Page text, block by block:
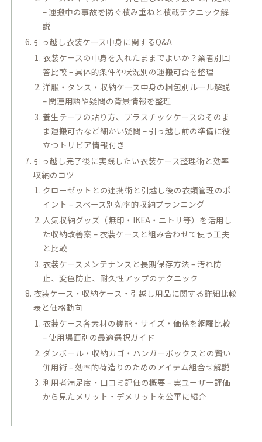
– 運搬中の事故を防ぐ積み重ねと積載テクニック解
説
引っ越し衣装ケース中身に関するQ&A
衣装ケースの中身を入れたままでよいか？業者別回
答比較 – 具体的条件や状況別の運搬可否を整理
洋服・タンス・収納ケース中身の梱包別ルール解説
– 関連用語や疑問の背景情報を整理
養生テープの貼り方、プラスチックケースのそのま
ま運搬可否など細かい疑問 – 引っ越し前の準備に役
立つトリビア情報付き
引っ越し完了後に実践したい衣装ケース整理術と効率
収納のコツ
クローゼットとの連携術と引越し後の衣類管理のポ
イント – スペース別効率的収納プランニング
人気収納グッズ（無印・IKEA・ニトリ等）を活用し
た収納改善案 – 衣装ケースと組み合わせて使う工夫
と比較
衣装ケースメンテナンスと長期保存方法 – 汚れ防
止、変色防止、耐久性アップのテクニック
衣装ケース・収納ケース・引越し用品に関する詳細比較
表と価格動向
衣装ケース各素材の機能・サイズ・価格を網羅比較
– 使用場面別の最適選択ガイド
ダンボール・収納カゴ・ハンガーボックスとの賢い
併用術 – 効率的荷造りのためのアイテム組合せ解説
利用者満足度・口コミ評価の概要 – 実ユーザー評価
から見たメリット・デメリットを公平に紹介